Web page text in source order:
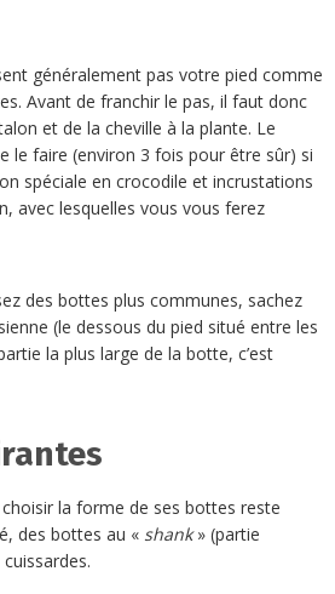
généralement pas votre pied comme
Avant de franchir le pas, il faut donc
et de la cheville à la plante. Le
le faire (environ 3 fois pour être sûr) si
spéciale en crocodile et incrustations
avec lesquelles vous vous ferez
des bottes plus communes, sachez
(le dessous du pied situé entre les
la plus large de la botte, c’est
la forme de ses bottes reste
des bottes au « shank» (partie